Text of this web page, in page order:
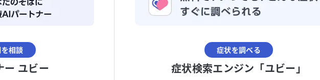
相談
ー ユビー
症状を調べる
症状検索エンジン「ユビー」